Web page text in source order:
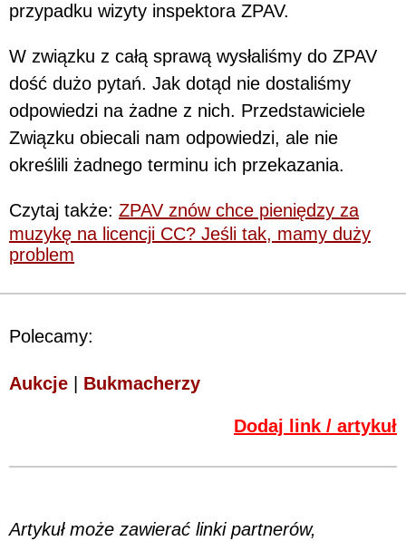
przypadku wizyty inspektora ZPAV.
W związku z całą sprawą wysłaliśmy do ZPAV
dość dużo pytań. Jak dotąd nie dostaliśmy
odpowiedzi na żadne z nich. Przedstawiciele
Związku obiecali nam odpowiedzi, ale nie
określili żadnego terminu ich przekazania.
Czytaj także: ZPAV znów chce pieniędzy za
muzykę na licencji CC? Jeśli tak, mamy duży
problem
Polecamy:
Aukcje Bukmacherzy
Dodaj link / artykuł
Artykuł może zawierać linki partnerów,